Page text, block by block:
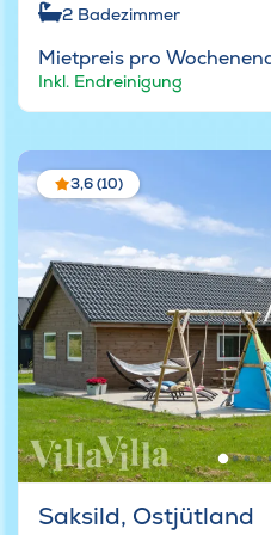
2 Badezimmer
Mietpreis pro
Inkl. Endreinigung
3,6 (10)
Saksild, Ostjütland